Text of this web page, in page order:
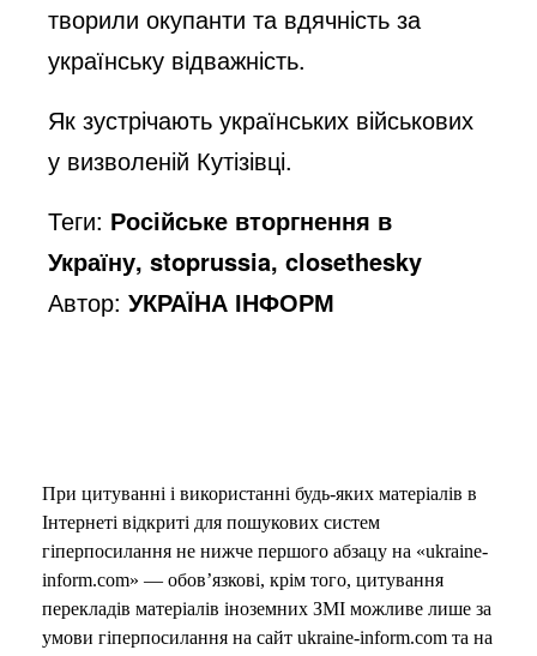
d
e
o
творили окупанти та вдячність за
українську відважність.
Як зустрічають українських військових
у визволеній Кутізівці.
Теги: Російське вторгнення в
Україну, stoprussia, closethesky
Автор:УКРАЇНА ІНФОРМ
При цитуванні і використанні будь-яких матеріалів в
Інтернеті відкриті для пошукових систем
гіперпосилання не нижче першого абзацу на «ukraine-
inform.com» — обов’язкові, крім того, цитування
перекладів матеріалів іноземних ЗМІ можливе лише за
умови гіперпосилання на сайт ukraine-inform.com та на